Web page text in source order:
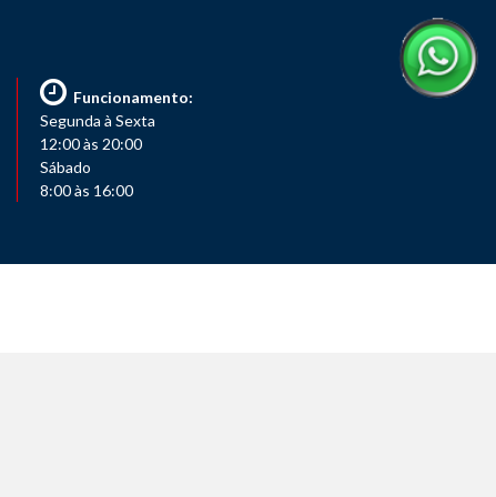
Funcionamento:
Segunda à Sexta
12:00 às 20:00
Sábado
8:00 às 16:00